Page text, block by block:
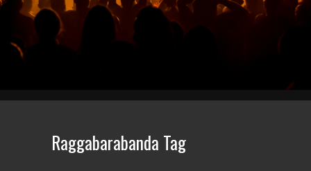
Raggabarabanda Tag